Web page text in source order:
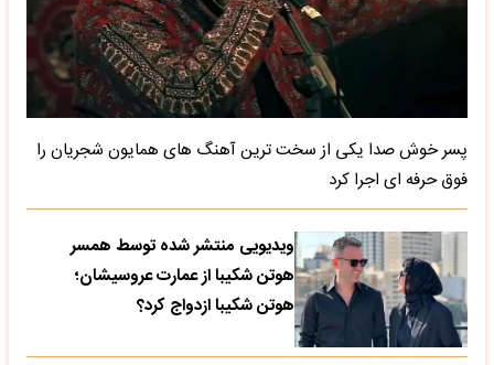
پسر خوش صدا یکی از سخت ترین آهنگ های همایون شجریان را
فوق حرفه ای اجرا کرد
ویدیویی منتشر شده توسط همسر
هوتن شکیبا از عمارت عروسیشان؛
هوتن شکیبا ازدواج کرد؟